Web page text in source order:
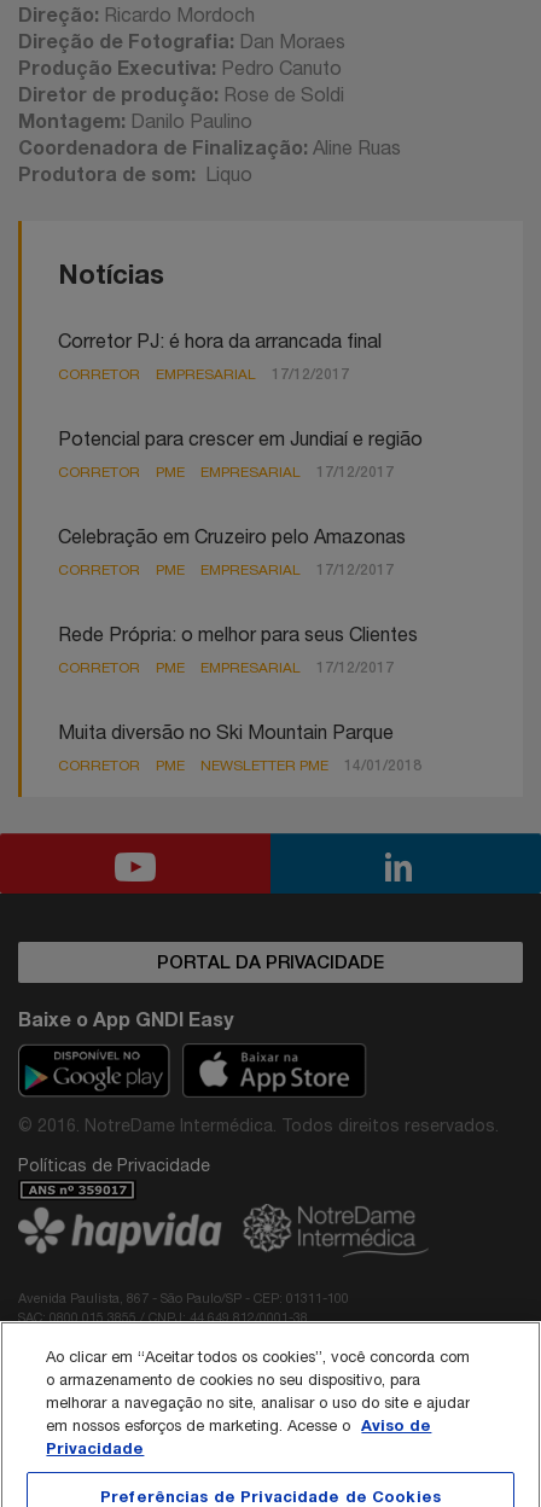
Direção: Ricardo Mordoch
Direção de Fotografia: Dan Moraes
Produção Executiva: Pedro Canuto
Diretor de produção: Rose de Soldi
Montagem: Danilo Paulino
Coordenadora de Finalização: Aline Ruas
Produtora de som: Liquo
Notícias
Corretor PJ: é hora da arrancada final
CORRETOR EMPRESARIAL 17/12/2017
Potencial para crescer em Jundiaí e região
CORRETOR PME EMPRESARIAL 17/12/2017
Celebração em Cruzeiro pelo Amazonas
CORRETOR PME EMPRESARIAL 17/12/2017
Rede Própria: o melhor para seus Clientes
CORRETOR PME EMPRESARIAL 17/12/2017
Muita diversão no Ski Mountain Parque
CORRETOR PME NEWSLETTER PME 14/01/2018
PORTAL DA PRIVACIDADE
Baixe o App GNDI Easy
© 2016. NotreDame Intermédica. Todos direitos reservados.
Políticas de Privacidade
Avenida Paulista, 867 - São Paulo/SP - CEP: 01311-100
SAC: 0800 015 3855 / CNPJ: 44.649.812/0001-38
CRM: 40.137
Responsável Técnico da Interodonto:
Dr Roberto Edilson Meireles Passos Neto - CRO/CE 3789
Dra Paloma Stephania Guilhermina Prado de Sá - CRO/SP 165345
Política de Cookies
Ao clicar em “Aceitar todos os cookies”, você concorda com
o armazenamento de cookies no seu dispositivo, para
melhorar a navegação no site, analisar o uso do site e ajudar
em nossos esforços de marketing. Acesse o
Aviso de
Privacidade
Preferências de Privacidade de Cookies